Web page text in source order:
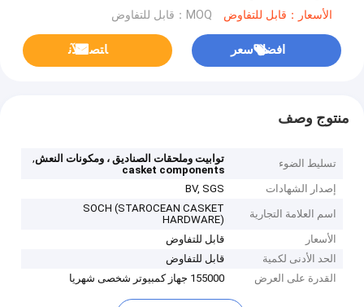
الأسعار：قابل للتفاوض MOQ：قابل للتفاوض
افضل سعر ﺎﺘﺼﻟ ﺍﻶﻧ
منتوج وصف
تسليط الضوء توابيت وملحقات الصناديق ، ومكونات النعش,
casket components
إصدار الشهادات
BV, SGS
اسم العلامة التجارية
SOCH (STAROCEAN CASKET
HARDWARE)
الأسعار
قابل للتفاوض
الحد الأدنى لكمية
قابل للتفاوض
القدرة على العرض
155000 جهاز كمبيوتر شخصى شهريا